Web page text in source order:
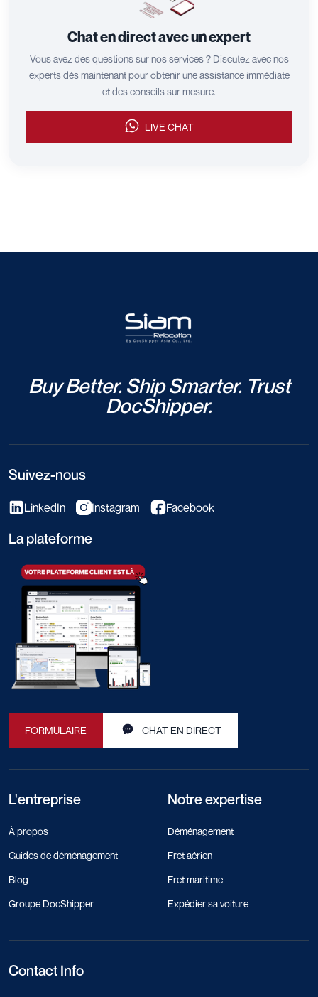
Chat en direct avec un expert
Vous avez des questions sur nos services ? Discutez avec nos
experts dès maintenant pour obtenir une assistance immédiate
et des conseils sur mesure.
LIVE CHAT
Buy Better. Ship Smarter. Trust
DocShipper.
Suivez-nous
LinkedIn Instagram Facebook
La plateforme
FORMULAIRE CHAT EN DIRECT
L'entreprise
À propos
Guides de déménagement
Blog
Groupe DocShipper
Notre expertise
Déménagement
Fret aérien
Fret maritime
Expédier sa voiture
Contact Info